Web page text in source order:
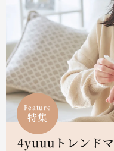
Feature
特集
4yuuuトレンド